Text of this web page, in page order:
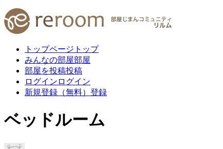
トップページ トップ
みんなの部屋部屋
部屋を投稿投稿
ログイン ログイン
新規登録（無料） 登録
ベッドルーム